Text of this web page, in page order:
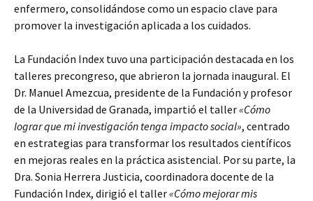
enfermero, consolidándose como un espacio clave para
promover la investigación aplicada a los cuidados.
La Fundación Index tuvo una participación destacada en los
talleres precongreso, que abrieron la jornada inaugural. El
Dr. Manuel Amezcua, presidente de la Fundación y profesor
de la Universidad de Granada, impartió el taller«Cómo
lograr que mi investigación tenga impacto social», centrado
en estrategias para transformar los resultados científicos
en mejoras reales en la práctica asistencial. Por su parte, la
Dra. Sonia Herrera Justicia, coordinadora docente de la
Fundación Index, dirigió el taller«Cómo mejorar mis